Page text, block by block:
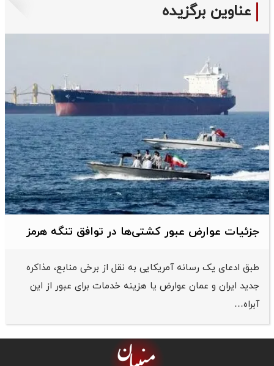
عناوین برگزیده
جزئیات عوارض عبور کشتی‌ها در توافق تنگه هرمز
طبق ادعای یک رسانه آمریکایی به نقل از برخی منابع، مذاکره
جدید ایران و عمان عوارض یا هزینه خدمات برای عبور از این
آبراه…